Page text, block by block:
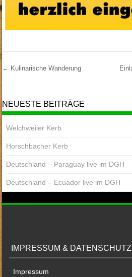
← Kulinarische Wanderung
NEUESTE BEITRÄGE
Welchweiler Kerb
Horschbacher Kerb
Deutschland – Paraguay live im DGH
Deutschland – Ecuador live im DGH
IMPRESSUM & DATENSCHUTZ
Impressum